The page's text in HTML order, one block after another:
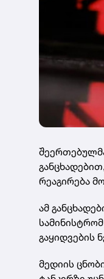
რეაგირება
ამ
გაყიდვების
მედიის